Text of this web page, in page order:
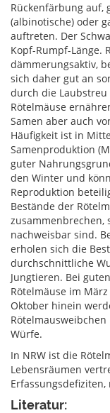
Rückenfärbung auf,
(albinotische) oder
auftreten. Der
Kopf-Rumpf-Länge.
dämmerungsaktiv,
sich daher gut an
durch die Laubstreu
Rötelmäuse
Samen aber auch
Häufigkeit ist in
Samenproduktion
guter
den Winter und
Reproduktion
Bestände der
zusammenbrechen,
nachweisbar sind.
erholen sich die
durchschnittliche
Jungtieren. Bei
Rötelmäuse im
Oktober hinein
Würfe.
In NRW ist die
Lebensräumen
Literatur: